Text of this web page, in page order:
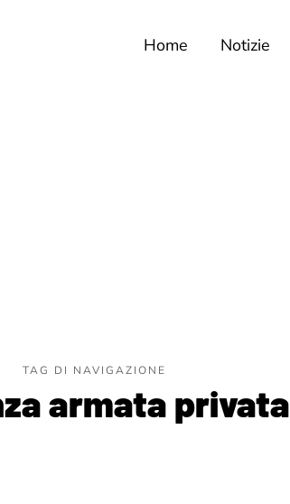
Home Notizie
TAG DI NAVIGAZIONE
armata privata